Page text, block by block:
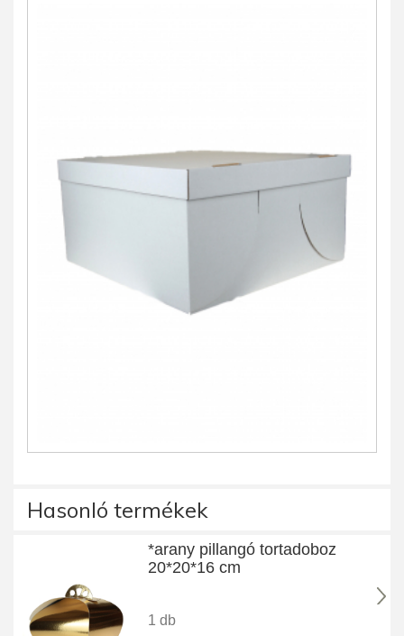
Hasonló termékek
*arany pillangó tortadoboz
20*20*16 cm
1 db